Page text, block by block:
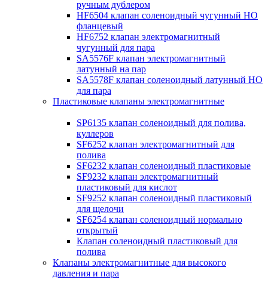
ручным дублером
HF6504 клапан соленоидный чугунный НО
фланцевый
HF6752 клапан электромагнитный
чугунный для пара
SA5576F клапан электромагнитный
латунный на пар
SA5578F клапан соленоидный латунный НО
для пара
Пластиковые клапаны электромагнитные
SP6135 клапан соленоидный для полива,
куллеров
SF6252 клапан электромагнитный для
полива
SF6232 клапан соленоидный пластиковые
SF9232 клапан электромагнитный
пластиковый для кислот
SF9252 клапан соленоидный пластиковый
для щелочи
SF6254 клапан соленоидный нормально
открытый
Клапан соленоидный пластиковый для
полива
Клапаны электромагнитные для высокого
давления и пара